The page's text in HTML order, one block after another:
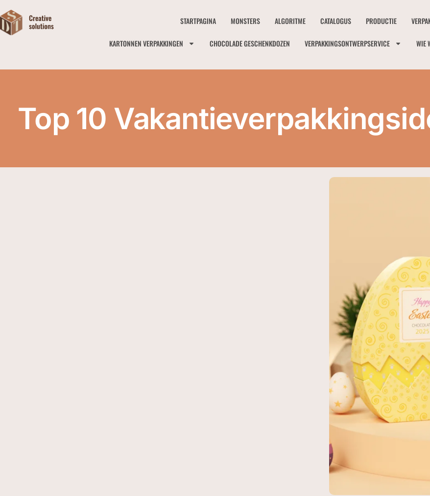
STARTPAGINA MONSTERS ALGORITME CATALOGUS PRODUCTIE
KARTONNEN VERPAKKINGEN CHOCOLADE GESCHENKDOZEN VERPAKKINGSONTWERPSERVICE WIE
Top 10